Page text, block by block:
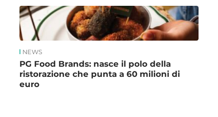
NEWS
PG Food Brands: nasce il polo della
ristorazione che punta a 60 milioni di
euro